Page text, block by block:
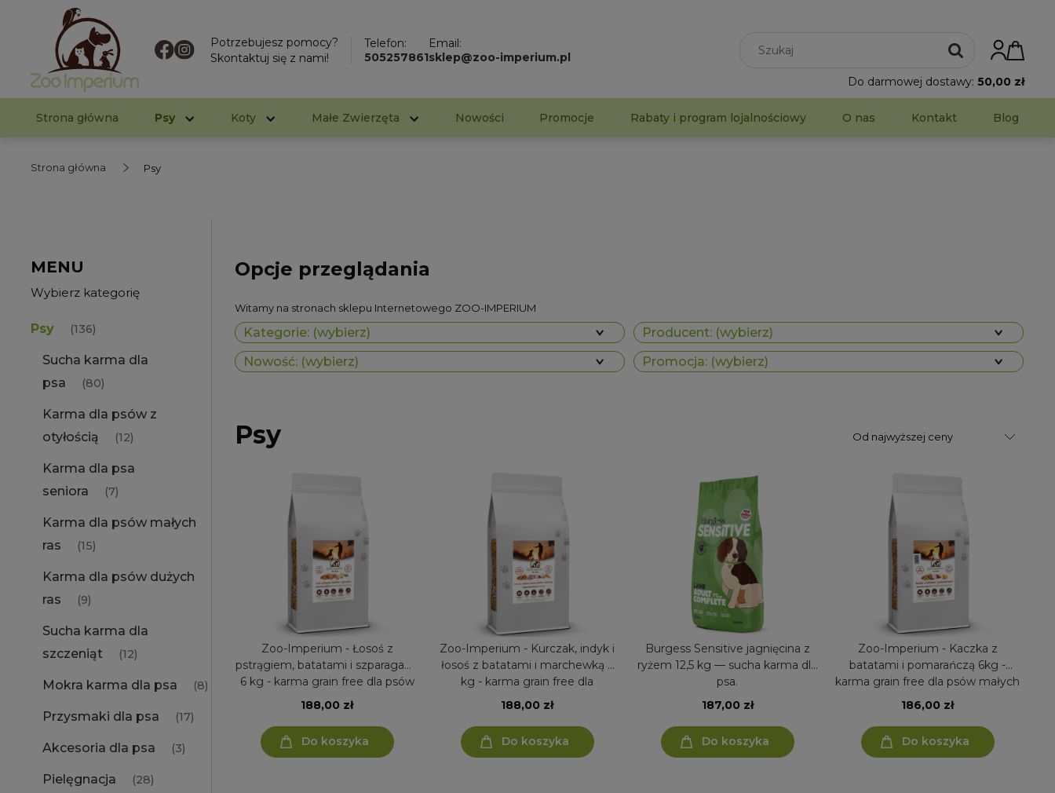
Potrzebujesz pomocy?
Skontaktuj się z nami!
Telefon:
505257861
Email:
sklep@zoo-imperium.pl
Do darmowej dostawy: 50,00 zł
Strona główna Psy Koty Małe Zwierzęta Nowości Promocje Rabaty i program lojalnościowy O nas Kontakt Blog
Strona główna Psy
MENU
Wybierz kategorię
Psy (136)
Sucha karma dla
psa
(80)
Karma dla psów z
otyłością
(12)
Karma dla psa
seniora
(7)
Karma dla psów małych
ras
(15)
Karma dla psów dużych
ras
(9)
Sucha karma dla
szczeniąt
(12)
Mokra karma dla psa (8)
Przysmaki dla psa (17)
Akcesoria dla psa (3)
Pielęgnacja (28)
Opcje przeglądania
Witamy na stronach sklepu Internetowego ZOO-IMPERIUM
Kategorie: (wybierz)
Producent: (wybierz)
Nowość: (wybierz)
Promocja: (wybierz)
Psy
Zoo-Imperium - Łosoś z
pstrągiem, batatami i szparagami
6 kg - karma grain free dla psów
małych ras
188,00 zł
Do koszyka
Zoo-Imperium - Kurczak, indyk i
łosoś z batatami i marchewką 6
kg - karma grain free dla
szczeniąt
188,00 zł
Do koszyka
Burgess Sensitive jagnięcina z
ryżem 12,5 kg — sucha karma dla
psa.
187,00 zł
Do koszyka
Zoo-Imperium - Kaczka z
batatami i pomarańczą 6kg -
karma grain free dla psów małych
ras
186,00 zł
Do koszyka